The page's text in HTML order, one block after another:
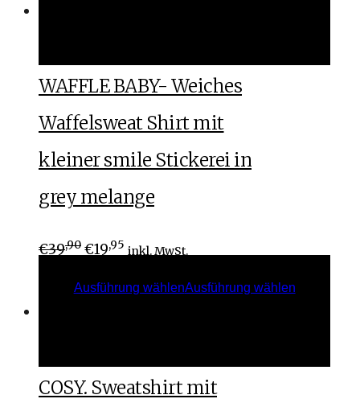
WAFFLE BABY- Weiches
Waffelsweat Shirt mit
kleiner smile Stickerei in
grey melange
€39,90 €19,95 inkl. MwSt.
Ausführung wählenAusführung wählen
COSY. Sweatshirt mit